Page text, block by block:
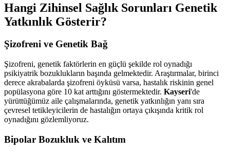
Hangi Zihinsel Sağlık Sorunları Genetik
Yatkınlık Gösterir?
Şizofreni ve Genetik Bağ
Şizofreni, genetik faktörlerin en güçlü şekilde rol oynadığı
psikiyatrik bozuklukların başında gelmektedir. Araştırmalar, birinci
derece akrabalarda şizofreni öyküsü varsa, hastalık riskinin genel
popülasyona göre 10 kat arttığını göstermektedir. Kayseri'de
yürüttüğümüz aile çalışmalarında, genetik yatkınlığın yanı sıra
çevresel tetikleyicilerin de hastalığın ortaya çıkışında kritik rol
oynadığını gözlemliyoruz.
Bipolar Bozukluk ve Kalıtım